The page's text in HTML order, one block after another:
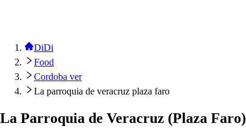
DiDi
Food
Cordoba ver
La parroquia de veracruz plaza faro
La Parroquia de Veracruz (Plaza Faro)